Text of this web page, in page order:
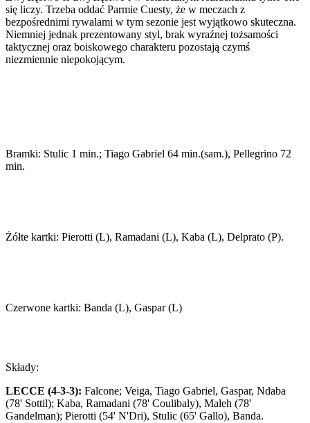
się liczy. Trzeba oddać Parmie Cuesty, że w meczach z
bezpośrednimi rywalami w tym sezonie jest wyjątkowo skuteczna.
Niemniej jednak prezentowany styl, brak wyraźnej tożsamości
taktycznej oraz boiskowego charakteru pozostają czymś
niezmiennie niepokojącym.
Bramki: Stulic 1 min.; Tiago Gabriel 64 min.(sam.), Pellegrino 72
min.
Żółte kartki: Pierotti (L), Ramadani (L), Kaba (L), Delprato (P).
Czerwone kartki: Banda (L), Gaspar (L)
Składy:
LECCE (4-3-3): Falcone; Veiga, Tiago Gabriel, Gaspar, Ndaba
(78' Sottil); Kaba, Ramadani (78' Coulibaly), Maleh (78'
Gandelman); Pierotti (54' N'Dri), Stulic (65' Gallo), Banda.